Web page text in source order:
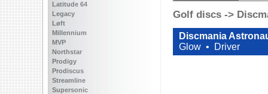
Latitude 64
Legacy
Løft
Millennium
MVP
Northstar
Prodigy
Prodiscus
Streamline
Supersonic
Golf discs ->
Discmania
Glow •
Driver